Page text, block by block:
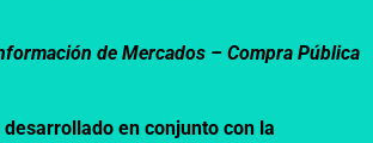
de Mercados – Compra Pública
en conjunto con la